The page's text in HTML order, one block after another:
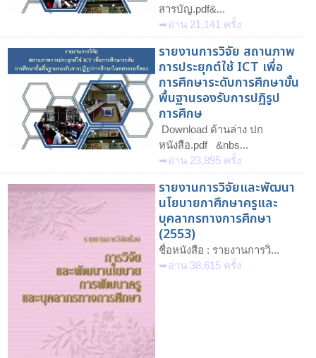
สารบัญ.pdf&...
➥อ่าน 21,141 ครั้ง
รายงานการวิจัย สถานภาพ
การประยุกต์ใช้ ICT เพื่อ
การศึกษาระดับการศึกษาขั้น
พื้นฐานรองรับการปฏิรูป
การศึกษ
Download ด้านล่าง ปก
หนังสือ.pdf &nbs...
➥อ่าน 23,895 ครั้ง
รายงานการวิจัยและพัฒนา
นโยบายกาศึกษาครูและ
บุคลากรทางการศึกษา
(2553)
ชื่อหนังสือ : รายงานการวิ...
➥อ่าน 38,615 ครั้ง